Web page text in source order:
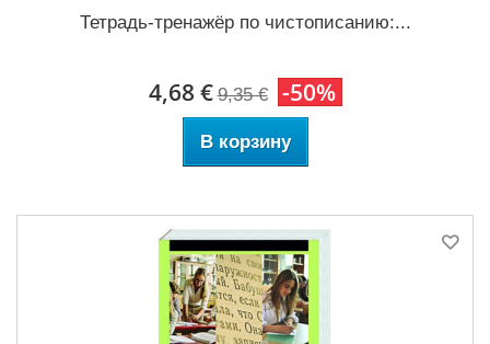
Тетрадь-тренажёр по чистописанию:...
4,68 € 9,35 € -50%
В корзину